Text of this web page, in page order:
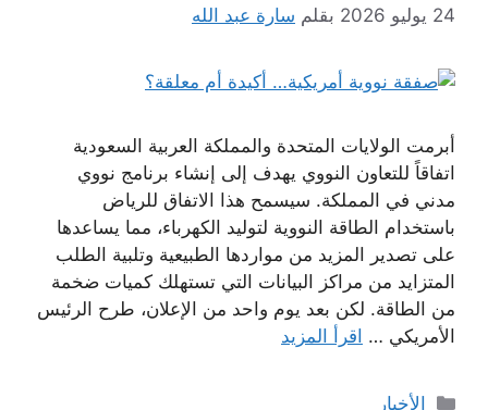
24 يوليو 2026 بقلم سارة عبد الله
أبرمت الولايات المتحدة والمملكة العربية السعودية
اتفاقاً للتعاون النووي يهدف إلى إنشاء برنامج نووي
مدني في المملكة. سيسمح هذا الاتفاق للرياض
باستخدام الطاقة النووية لتوليد الكهرباء، مما يساعدها
على تصدير المزيد من مواردها الطبيعية وتلبية الطلب
المتزايد من مراكز البيانات التي تستهلك كميات ضخمة
من الطاقة. لكن بعد يوم واحد من الإعلان، طرح الرئيس
الأمريكي … اقرأ المزيد
التصنيفات
الأخبار